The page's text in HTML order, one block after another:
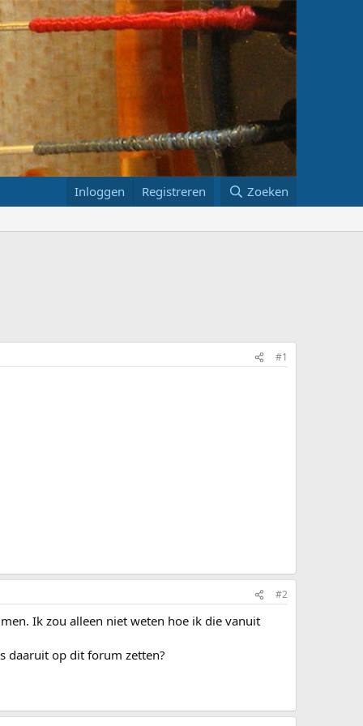
Inloggen Registreren Zoeken
#1
#2
Ik zou alleen niet weten hoe ik die vanuit
daaruit op dit forum zetten?